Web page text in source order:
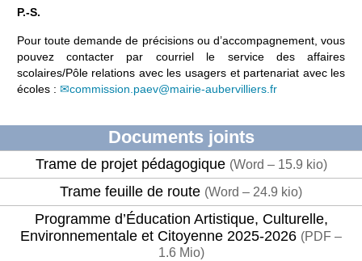
P.-S.
Pour toute demande de précisions ou d’accompagnement, vous
pouvez contacter par courriel le service des affaires
scolaires/Pôle relations avec les usagers et partenariat avec les
écoles :
commission.paev@mairie-aubervilliers.fr
Documents joints
Trame de projet pédagogique (Word – 15.9 kio)
Trame feuille de route (Word – 24.9 kio)
Programme d’Éducation Artistique, Culturelle,
Environnementale et Citoyenne 2025-2026 (PDF –
1.6 Mio)